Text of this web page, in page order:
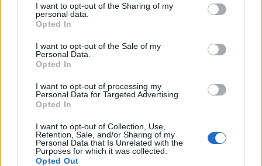
not limited to your visit or usage behaviour. You may click to
grant or deny consent to Google and its third-party tags to
use your data for below specified purposes in below Google
consent section.
I want to opt-out of the Sharing of my
personal data.
Opted In
I want to opt-out of the Sale of my
Personal Data.
Opted In
I want to opt-out of processing my
Personal Data for Targeted Advertising.
Opted In
I want to opt-out of Collection, Use,
Retention, Sale, and/or Sharing of my
Personal Data that Is Unrelated with the
Purposes for which it was collected.
Opted Out
másodfokúra csökken a riasztás
Országos hírek
Egyetem
HÍRDETÉS